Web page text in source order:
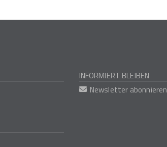
INFORMIERT BLEIBEN
Newsletter abonnieren